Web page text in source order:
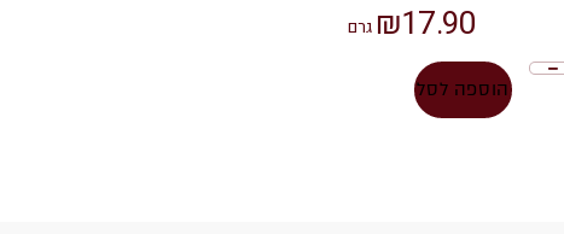
₪17.90 גרם
הוספה לסל